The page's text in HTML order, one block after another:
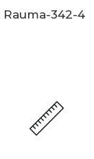
Rauma-342-4